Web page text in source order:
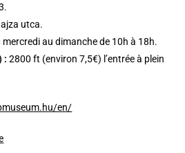
utca.
mercredi au dimanche de 10h à 18h.
:2800 ft (environ 7,5€) l’entrée à plein
en/